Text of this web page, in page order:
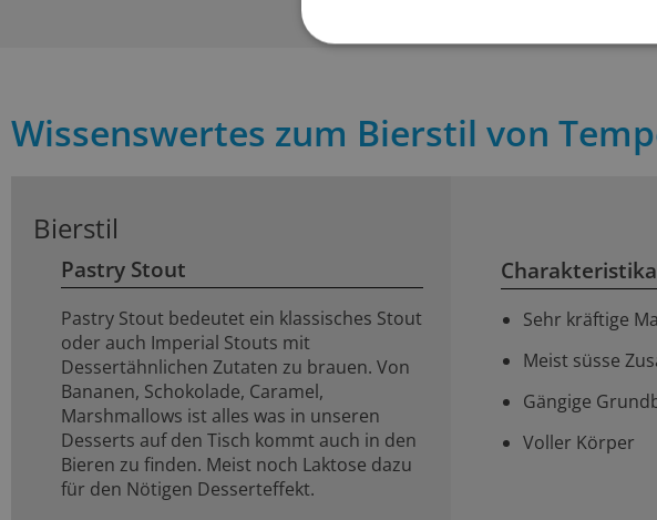
Wissenswertes zum Bierstil von
Bierstil
Pastry Stout
Pastry Stout bedeutet ein klassisches Stout
oder auch Imperial Stouts mit
Dessertähnlichen Zutaten zu brauen. Von
Bananen, Schokolade, Caramel,
Marshmallows ist alles was in unseren
Desserts auf den Tisch kommt auch in den
Bieren zu finden. Meist noch Laktose dazu
für den Nötigen Desserteffekt.
Charakteristika
Sehr kräftige
Meist süsse
Gängige
Voller Körper